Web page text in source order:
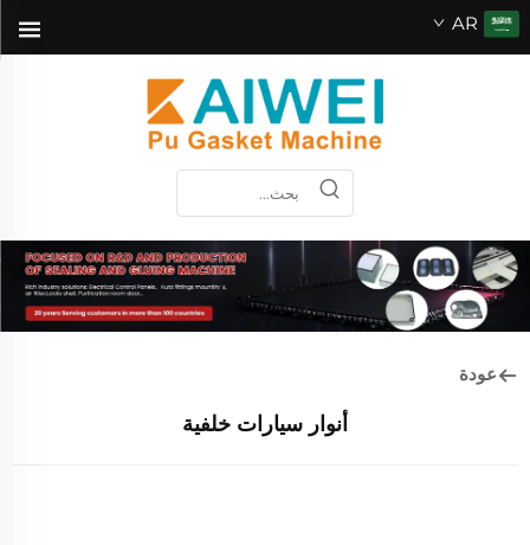
AR
التطبيقات
عودة
أنوار سيارات خلفية